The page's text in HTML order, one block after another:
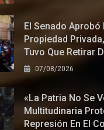
El Senado Aprobó
Propiedad
Tuvo Que Retirar
07/08/2026
«La Patria No Se
Multitudinaria
Represión En El